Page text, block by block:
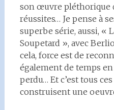
son œuvre pléthorique
réussites… Je pense à
superbe série, aussi, «
Soupetard », avec
cela, force est de
également de temps
perdu… Et c’est tous
construisent une